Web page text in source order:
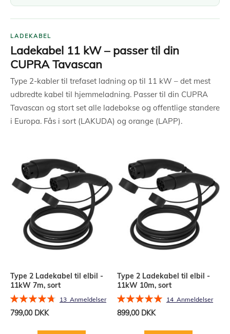
LADEKABEL
Ladekabel 11 kW – passer til din
CUPRA Tavascan
Type 2-kabler til trefaset ladning op til 11 kW – det mest
udbredte kabel til hjemmeladning. Passer til din CUPRA
Tavascan og stort set alle ladebokse og offentlige standere
i Europa. Fås i sort (LAKUDA) og orange (LAPP).
Type 2 Ladekabel til elbil -
11kW 7m, sort
Bedømmelse:
13 Anmeldelser
799,00 DKK
Type 2 Ladekabel til elbil -
11kW 10m, sort
Bedømmelse:
14Anmeldelser
899,00 DKK